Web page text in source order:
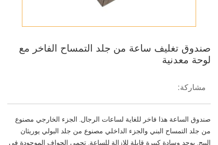
صندوق تغليف ساعة من جلد التمساح الفاخر مع
لوحة معدنية
مشاركة:
صندوق الساعة هذا فاخر للغاية لساعات الرجال. الجزء الخارجي مصنوع
من جلد التمساح البني والجزء الداخلي مصنوع من جلد البولي يوريثان